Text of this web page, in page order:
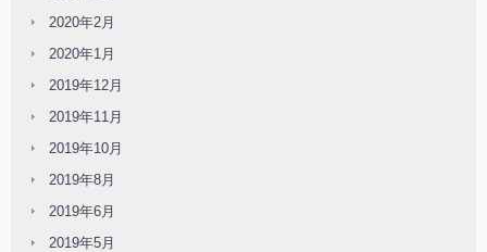
2020年2月
2020年1月
2019年12月
2019年11月
2019年10月
2019年8月
2019年6月
2019年5月